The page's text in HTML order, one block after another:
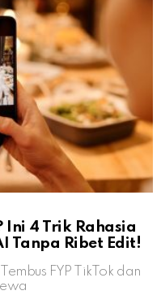
Ini 4 Trik Rahasia
Tanpa Ribet Edit!
FYP TikTok dan